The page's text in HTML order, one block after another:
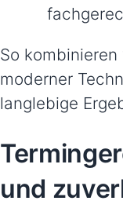
So
moderner
langlebige
und